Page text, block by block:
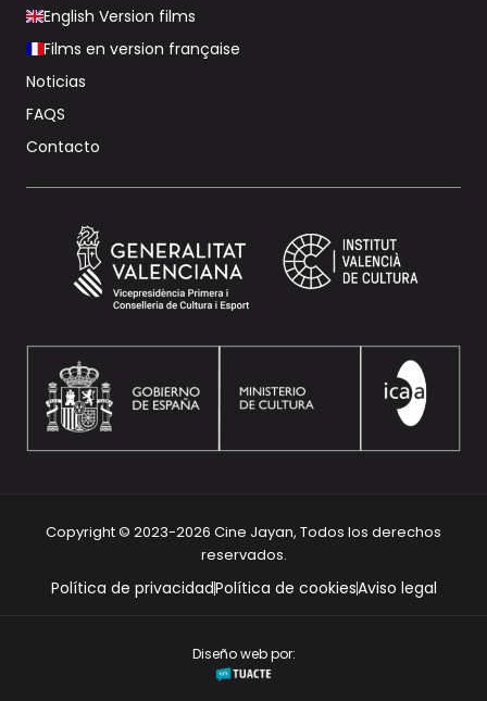
English Version films
Films en version française
Noticias
FAQS
Contacto
Copyright © 2023-2026 Cine Jayan, Todos los derechos
reservados.
Política de privacidadPolítica de cookiesAviso legal
Diseño web por: